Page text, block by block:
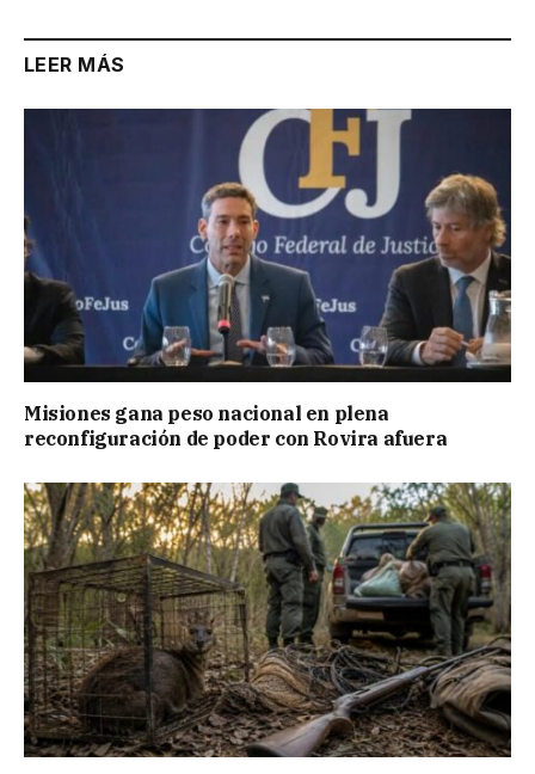
LEER MÁS
Misiones gana peso nacional en plena
reconfiguración de poder con Rovira afuera